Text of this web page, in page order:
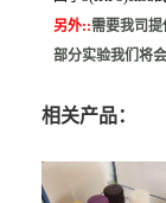
另外::需要我司
部分实验我们将
相关产品：